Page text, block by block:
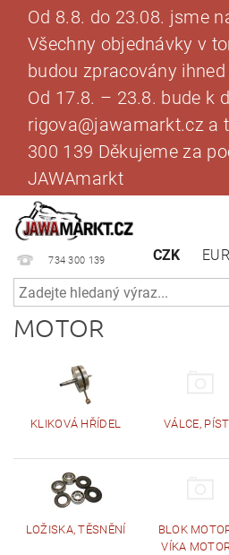
Od 8.8. do 23.08. jsme
Všechny objednávky v
budou zpracovány
Od 17.8. – 23.8. bude k
rigova@jawamarkt.cz a
300 139 Děkujeme za
JAWAmarkt
734 300 139 CZK EUR
MOTOR
KLIKOVÁ HŘÍDEL VÁLCE,
LOŽISKA, TĚSNĚNÍ
BLOK
VÍKA